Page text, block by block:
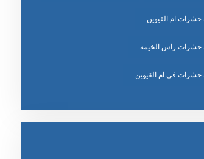
حشرات ام القيوين
حشرات راس الخيمة
حشرات في ام القيوين